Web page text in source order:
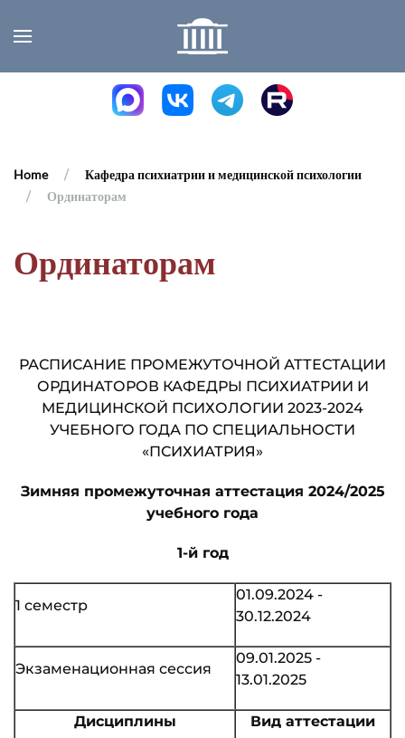
Skip to main content
Home
Кафедра психиатрии и медицинской психологии
Ординаторам
Ординаторам
РАСПИСАНИЕ ПРОМЕЖУТОЧНОЙ АТТЕСТАЦИИ
ОРДИНАТОРОВ КАФЕДРЫ ПСИХИАТРИИ И
МЕДИЦИНСКОЙ ПСИХОЛОГИИ 2023-2024
УЧЕБНОГО ГОДА ПО СПЕЦИАЛЬНОСТИ
«ПСИХИАТРИЯ»
Зимняя промежуточная аттестация 2024/2025
учебного года
1-й год
1 семестр
01.09.2024 -
30.12.2024
Экзаменационная сессия
09.01.2025 -
13.01.2025
Дисциплины Вид аттестации